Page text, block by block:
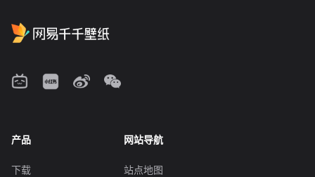
产品
下载
网站导航
站点地图